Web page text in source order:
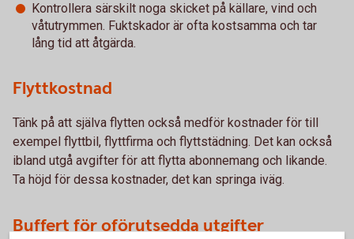
Kontrollera särskilt noga skicket på källare, vind och
våtutrymmen. Fuktskador är ofta kostsamma och tar
lång tid att åtgärda.
Flyttkostnad
Tänk på att själva flytten också medför kostnader för till
exempel flyttbil, flyttfirma och flyttstädning. Det kan också
ibland utgå avgifter för att flytta abonnemang och likande.
Ta höjd för dessa kostnader, det kan springa iväg.
Buffert för oförutsedda utgifter